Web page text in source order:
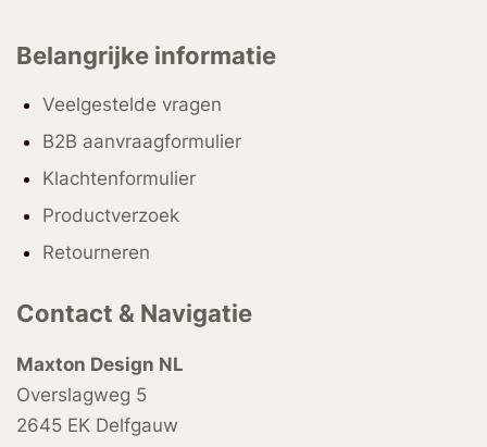
Belangrijke informatie
Veelgestelde vragen
B2B aanvraagformulier
Klachtenformulier
Productverzoek
Retourneren
Contact & Navigatie
Maxton Design NL
Overslagweg 5
2645 EK Delfgauw